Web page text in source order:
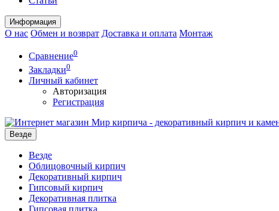
Информация
О нас Обмен и возврат Доставка и оплата Монтаж
Сравнение0
Закладки0
Личный кабинет
Авторизация
Регистрация
Везде
Везде
Облицовочный кирпич
Декоративный кирпич
Гипсовый кирпич
Декоративная плитка
Гипсовая плитка